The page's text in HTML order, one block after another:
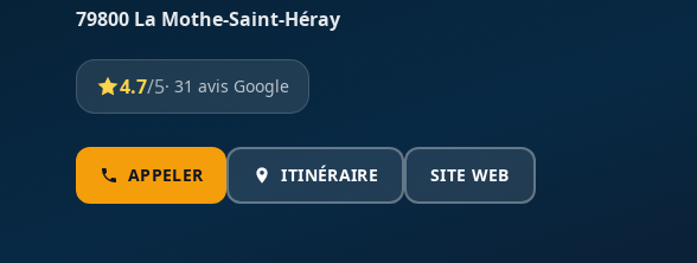
79800 La Mothe-Saint-Héray
4.7/5· 31 avis Google
APPELER ITINÉRAIRE SITE WEB